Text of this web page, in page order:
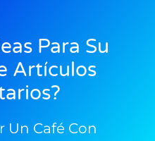
Para Su
Artículos
Un Café Con